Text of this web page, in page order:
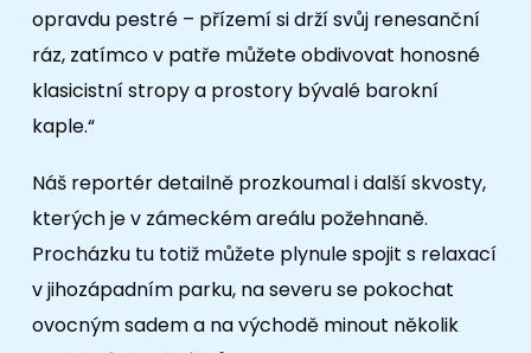
opravdu pestré – přízemí si drží svůj renesanční
ráz, zatímco v patře můžete obdivovat honosné
klasicistní stropy a prostory bývalé barokní
kaple.“
Náš reportér detailně prozkoumal i další skvosty,
kterých je v zámeckém areálu požehnaně.
Procházku tu totiž můžete plynule spojit s relaxací
v jihozápadním parku, na severu se pokochat
ovocným sadem a na východě minout několik